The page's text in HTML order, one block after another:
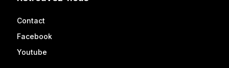
Contact
Facebook
Youtube